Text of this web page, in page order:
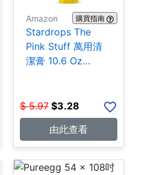
Amazon 購買指南
Stardrops The
Pink Stuff 萬用清
潔膏 10.6 Oz
$ 5.97 $3.28
由此查看